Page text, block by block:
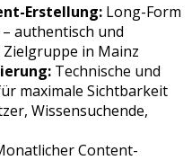
Erstellung: Long-Form
– authentisch und
in Mainz
Technische und
maximale Sichtbarkeit
Wissensuchende,
Content-